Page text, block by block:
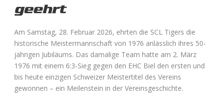
geehrt
Am Samstag, 28. Februar 2026, ehrten die SCL Tigers die
historische Meistermannschaft von 1976 anlässlich ihres 50-
jährigen Jubiläums. Das damalige Team hatte am 2. März
1976 mit einem 6:3-Sieg gegen den EHC Biel den ersten und
bis heute einzigen Schweizer Meistertitel des Vereins
gewonnen – ein Meilenstein in der Vereinsgeschichte.